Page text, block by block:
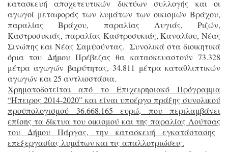
κατασκευή αποχετευτικών δικτύων συλλογής και οι
αγωγοί μεταφοράς των λυμάτων των οικισμών Βράχου,
παραλίας Βράχου, παραλίας Λυγιάς, Ριζών,
Καστροσυκιάς, παραλίας Καστροσυκιάς, Καναλίου, Νέας
Σινώπης και Νέας Σαμψούντας. Συνολικά στα διοικητικά
όρια του Δήμου Πρέβεζας θα κατασκευαστούν 73.328
μέτρα αγωγών βαρύτητας, 34.811 μέτρα καταθλιπτικών
αγωγών και 25 αντλιοστάσια.
Χρηματοδοτείται από το Επιχειρησιακό Πρόγραμμα
“Ήπειρος 2014-2020” και είναι υποέργο πράξης συνολικού
προϋπολογισμού 36.668.165 ευρώ, που περιλαμβάνει
επίσης τα δίκτυα του οικισμού και της παραλίας Λούτσας
του Δήμου Πάργας, την κατασκευή εγκατάστασης
επεξεργασίας λυμάτων και τις απαλλοτριώσεις.